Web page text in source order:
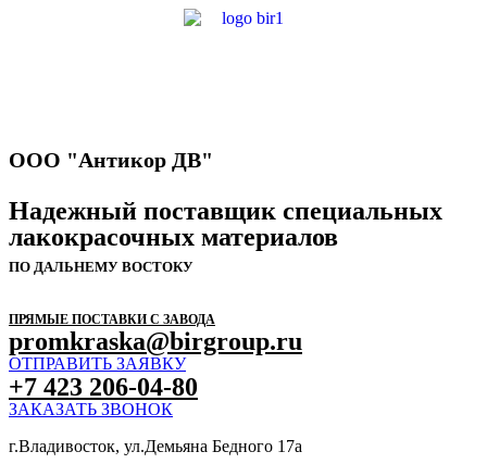
ООО "Антикор ДВ"
Надежный поставщик специальных
лакокрасочных материалов
ПО ДАЛЬНЕМУ ВОСТОКУ
ПРЯМЫЕ ПОСТАВКИ С ЗАВОДА
promkraska@birgroup.ru
ОТПРАВИТЬ ЗАЯВКУ
+7 423 206-04-80
ЗАКАЗАТЬ ЗВОНОК
г.Владивосток, ул.Демьяна Бедного 17а